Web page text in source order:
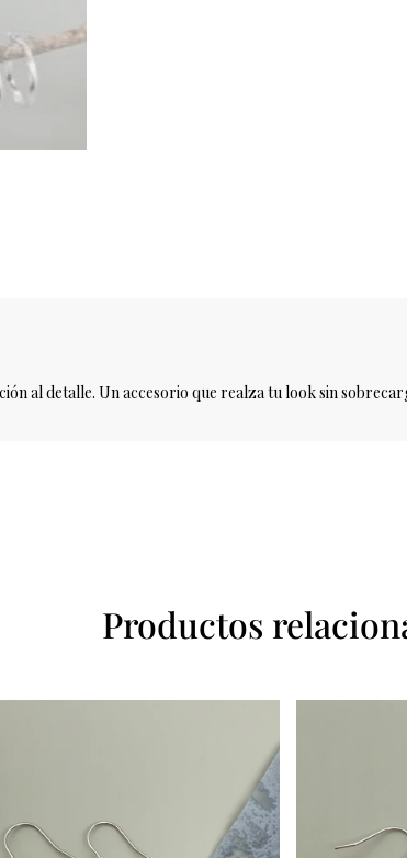
al detalle. Un accesorio que realza tu look sin
Productos